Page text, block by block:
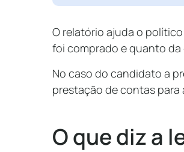
O relatório ajuda o
foi comprado e quanto da
No caso do candidato a
prestação de contas
O que diz a